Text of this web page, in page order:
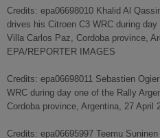
Credits: epa06698010 Khalid Al
drives his Citroen C3 WRC during
Villa Carlos Paz, Cordoba province,
EPA/REPORTER IMAGES
Credits: epa06698011 Sebastien
WRC during day one of the Rally
Cordoba province, Argentina, 27 April
Credits: epa06695997 Teemu